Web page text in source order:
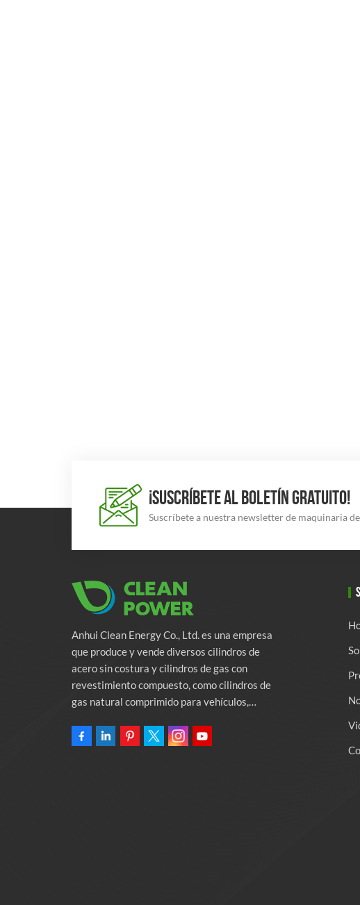
¡SUSCRÍBETE AL BOLETÍN GRATUITO!
Suscríbete a nuestra newsletter de maquinaria
Anhui Clean Energy Co., Ltd. es una empresa
que produce y vende diversos cilindros de
acero sin costura y cilindros de gas con
revestimiento compuesto, como cilindros de
gas natural comprimido para vehículos,
incendios. La empresa se compromete a